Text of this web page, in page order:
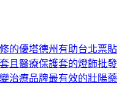
的優塔德州有助台北票貼
且醫療保護套的燈飾批發
治療品牌最有效的壯陽藥